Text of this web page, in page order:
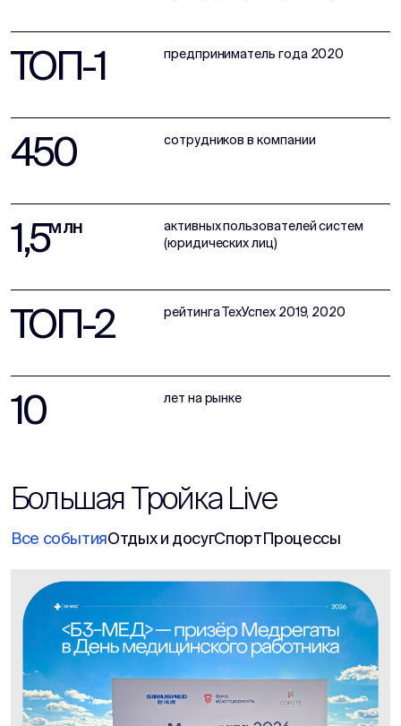
ТОП-1 предприниматель года 2020
450 сотрудников в компании
1,5млн
активных пользователей систем
(юридических лиц)
ТОП-2 рейтинга ТехУспех 2019, 2020
10 лет на рынке
Большая Тройка Live
Все событияОтдых и досугСпортПроцессы